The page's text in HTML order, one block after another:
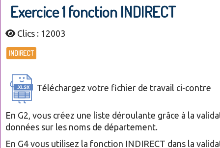
Exercice 1 fonction INDIRECT
Clics : 12003
INDIRECT
Téléchargez votre fichier de travail ci-contre
En G2, vous créez une liste déroulante grâce à la
données sur les noms de département.
En G4 vous utilisez la fonction INDIRECT dans la